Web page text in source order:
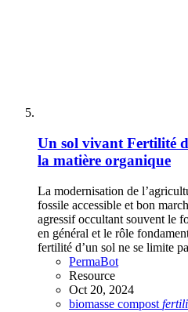
Un sol vivant Fertilité
la matière organique
La modernisation de
fossile accessible et bon
agressif occultant souvent le
en général et le rôle
fertilité d’un sol ne se limite
PermaBot
Resource
Oct 20, 2024
biomasse compost